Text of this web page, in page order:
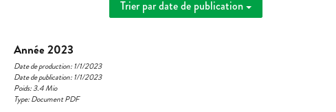
Trier par date de publication
Année 2023
Date de production: 1/1/2023
Date de publication: 1/1/2023
Poids: 3.4 Mio
Type: Document PDF